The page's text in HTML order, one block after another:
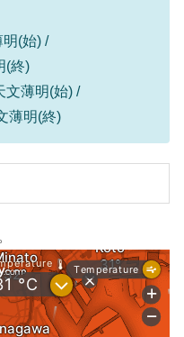
(始) /
(終)
文薄明(始) /
薄明(終)